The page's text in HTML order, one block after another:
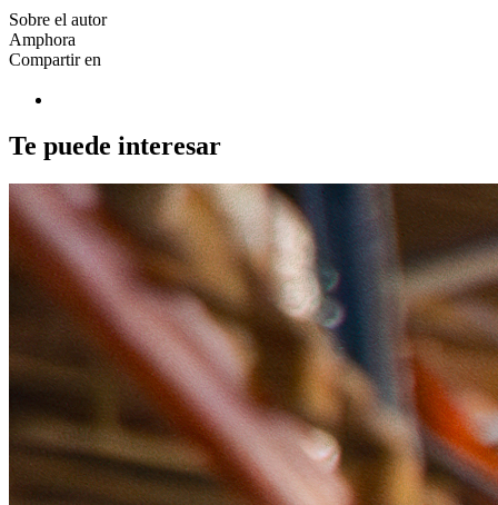
Sobre el autor
Amphora
Compartir en
Te puede interesar